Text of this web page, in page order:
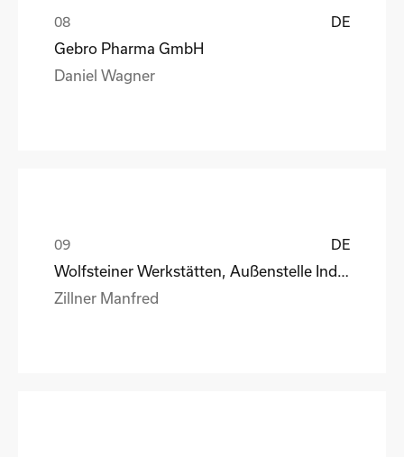
DE
Gebro Pharma GmbH
Daniel Wagner
DE
Zillner Manfred